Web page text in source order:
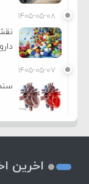
۱۴۰۵-۰۵-۰۸
۱۴۰۵-۰۵-۰۷
اخرین